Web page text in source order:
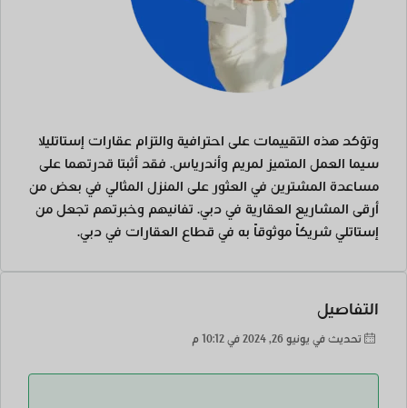
وتؤكد هذه التقييمات على احترافية والتزام عقارات إستاتليلا
سيما العمل المتميز لمريم وأندرياس. فقد أثبتا قدرتهما على
مساعدة المشترين في العثور على المنزل المثالي في بعض من
أرقى المشاريع العقارية في دبي. تفانيهم وخبرتهم تجعل من
إستاتلي شريكاً موثوقاً به في قطاع العقارات في دبي.
التفاصيل
تحديث في يونيو 26, 2024 في 10:12 م